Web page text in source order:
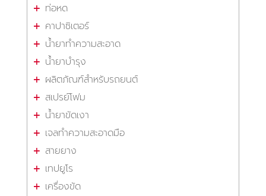
ท่อหด
คาปาซิเตอร์
น้ำยาทำความสะอาด
น้ำยาบำรุง
ผลิตภัณฑ์สำหรับรถยนต์
สเปรย์โฟม
น้ำยาขัดเงา
เจลทำความสะอาดมือ
สายยาง
เทปยูโร
เครื่องขัด